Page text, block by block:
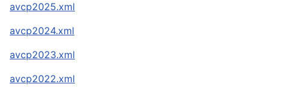
avcp2025.xml
avcp2024.xml
avcp2023.xml
avcp2022.xml